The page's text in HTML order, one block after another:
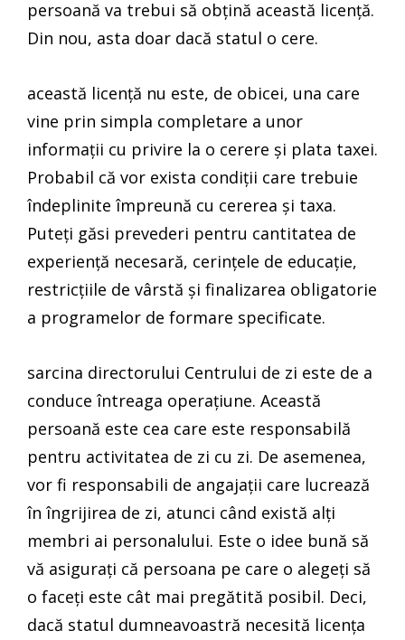
persoană va trebui să obțină această licență.
Din nou, asta doar dacă statul o cere.
această licență nu este, de obicei, una care
vine prin simpla completare a unor
informații cu privire la o cerere și plata taxei.
Probabil că vor exista condiții care trebuie
îndeplinite împreună cu cererea și taxa.
Puteți găsi prevederi pentru cantitatea de
experiență necesară, cerințele de educație,
restricțiile de vârstă și finalizarea obligatorie
a programelor de formare specificate.
sarcina directorului Centrului de zi este de a
conduce întreaga operațiune. Această
persoană este cea care este responsabilă
pentru activitatea de zi cu zi. De asemenea,
vor fi responsabili de angajații care lucrează
în îngrijirea de zi, atunci când există alți
membri ai personalului. Este o idee bună să
vă asigurați că persoana pe care o alegeți să
o faceți este cât mai pregătită posibil. Deci,
dacă statul dumneavoastră necesită licența